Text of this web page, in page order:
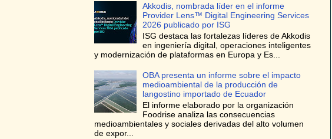
Akkodis, nombrada líder en el informe
Provider Lens™ Digital Engineering Services
2026 publicado por ISG
ISG destaca las fortalezas líderes de Akkodis
en ingeniería digital, operaciones inteligentes
y modernización de plataformas en Europa y Es...
OBA presenta un informe sobre el impacto
medioambiental de la producción de
langostino importado de Ecuador
El informe elaborado por la organización
Foodrise analiza las consecuencias
medioambientales y sociales derivadas del alto volumen
de expor...